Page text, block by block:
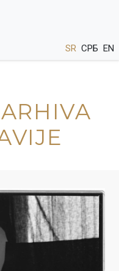
SR СРБ EN